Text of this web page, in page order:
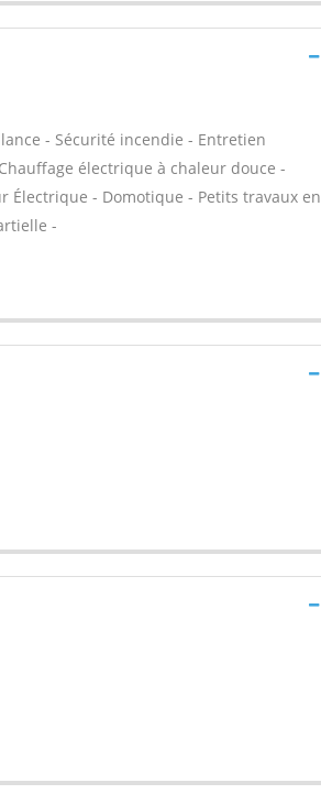
- Sécurité incendie - Entretien
électrique à chaleur douce -
Électrique - Domotique - Petits travaux en
-